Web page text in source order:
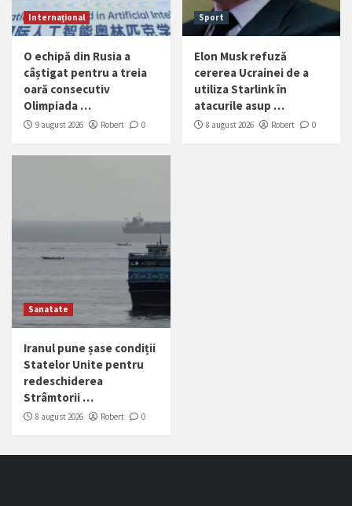
Internațional
O echipă din Rusia a
câștigat pentru a treia
oară consecutiv
Olimpiada …
9 august 2026 Robert 0
Sport
Elon Musk refuză
cererea Ucrainei de a
utiliza Starlink în
atacurile asup …
8 august 2026 Robert 0
Sanatate
Iranul pune șase condiții
Statelor Unite pentru
redeschiderea
Strâmtorii …
8 august 2026 Robert 0